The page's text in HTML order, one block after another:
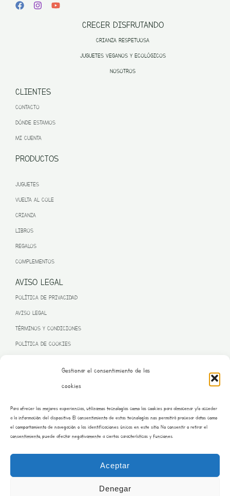
Gestionar el consentimiento de las
cookies
Para ofrecer las mejores experiencias, utilizamos tecnologías como las cookies para almacenar y/o acceder
a la información del dispositivo. El consentimiento de estas tecnologías nos permitirá procesar datos como
el comportamiento de navegación o las identificaciones únicas en este sitio. No consentir o retirar el
consentimiento, puede afectar negativamente a ciertas características y funciones.
Aceptar
Denegar
CRECER DISFRUTANDO
CRIANZA RESPETUOSA
JUGUETES VEGANOS Y ECOLÓGICOS
NOSOTROS
CLIENTES
CONTACTO
DÓNDE ESTAMOS
MI CUENTA
PRODUCTOS
JUGUETES
VUELTA AL COLE
CRIANZA
LIBROS
REGALOS
COMPLEMENTOS
AVISO LEGAL
POLÍTICA DE PRIVACIDAD
AVISO LEGAL
TÉRMINOS Y CONDICIONES
POLÍTICA DE COOKIES
– NEXT GENERATION EU